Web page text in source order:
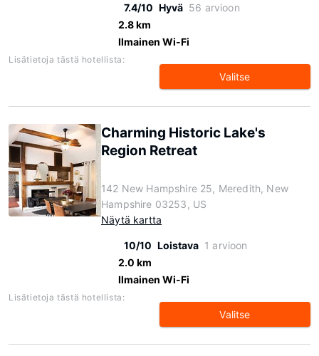
7.4/10 Hyvä 56 arvioon
2.8 km
Ilmainen Wi-Fi
Lisätietoja tästä hotellista:
Valitse
Charming Historic Lake's
Region Retreat
142 New Hampshire 25, Meredith, New
Hampshire 03253, US
Näytä kartta
10/10 Loistava 1 arvioon
2.0 km
Ilmainen Wi-Fi
Lisätietoja tästä hotellista:
Valitse